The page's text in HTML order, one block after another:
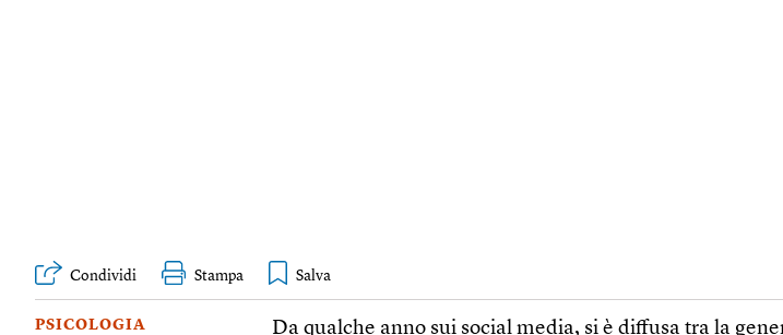
Condividi Stampa
PSICOLOGIA Da qualche anno sui social media, si è diffusa tra la